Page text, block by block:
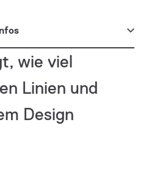
wie viel
Linien und
Design